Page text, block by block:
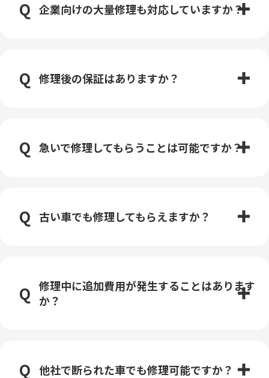
企業向けの大量修理も対応していますか？
修理後の保証はありますか？
急いで修理してもらうことは可能ですか？
古い車でも修理してもらえますか？
修理中に追加費用が発生することはあります
か？
他社で断られた車でも修理可能ですか？